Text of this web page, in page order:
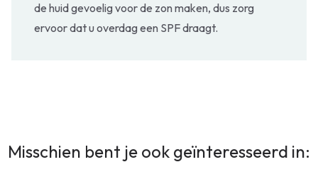
de huid gevoelig voor de zon maken, dus zorg
ervoor dat u overdag een SPF draagt.
Misschien bent je ook geïnteresseerd in: